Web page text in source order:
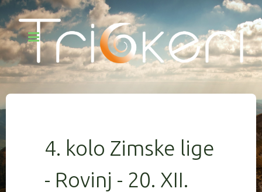
4. kolo Zimske lige
- Rovinj - 20. XII.